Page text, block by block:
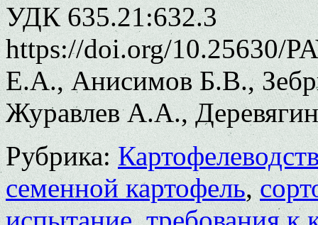
УДК 635.21:632.3
https://doi.org/10.25630/
Е.А., Анисимов Б.В.,
Журавлев А.А.,
Рубрика:
семенной картофель,